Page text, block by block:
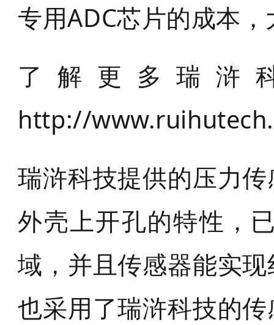
专用ADC芯片的成本
了解更多瑞浒
http://
瑞浒科技提供的压力
外壳上开孔的特性，
域，并且传感器能实
也采用了瑞浒科技的